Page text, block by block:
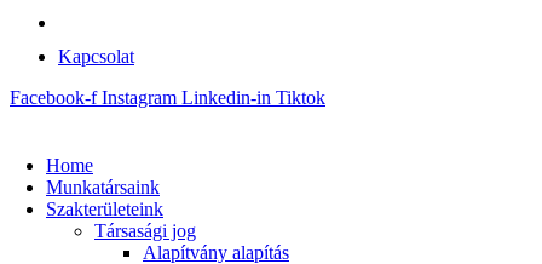
Kapcsolat
Facebook-f Instagram Linkedin-in Tiktok
Home
Munkatársaink
Szakterületeink
Társasági jog
Alapítvány alapítás